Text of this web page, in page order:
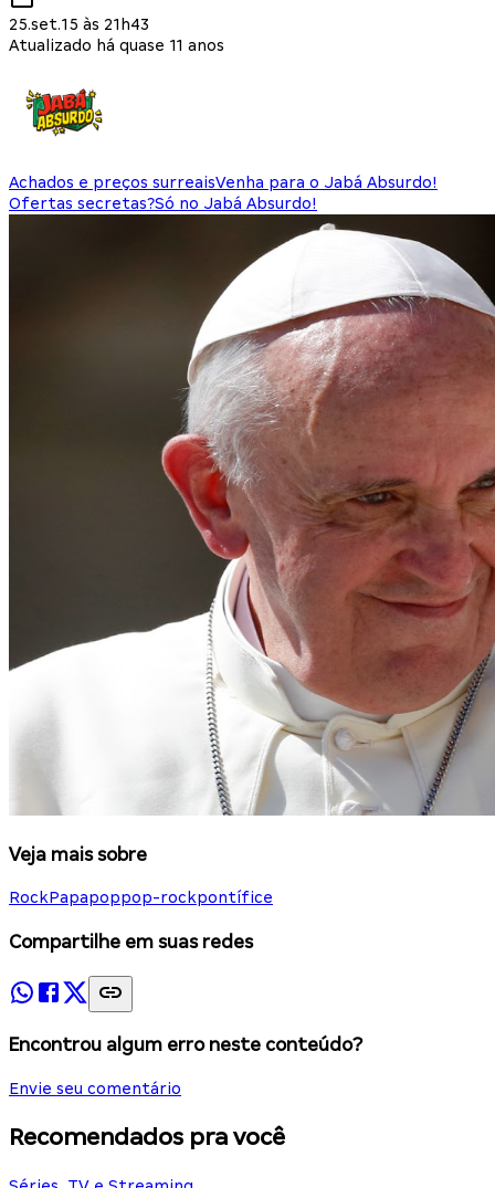
25.set.15 às 21h43
Atualizado há quase 11 anos
Achados e preços surreaisVenha para o Jabá Absurdo!
Ofertas secretas?Só no Jabá Absurdo!
Veja mais sobre
RockPapapoppop-rockpontífice
Compartilhe em suas redes
Encontrou algum erro neste conteúdo?
Envie seu comentário
Recomendados pra você